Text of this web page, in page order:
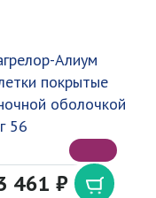
Алиум
покрытые
оболочкой
56
461 ₽